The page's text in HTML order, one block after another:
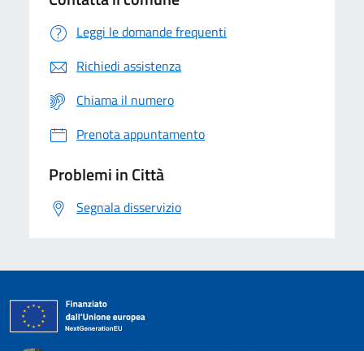
Leggi le domande frequenti
Richiedi assistenza
Chiama il numero
Prenota appuntamento
Problemi in Città
Segnala disservizio